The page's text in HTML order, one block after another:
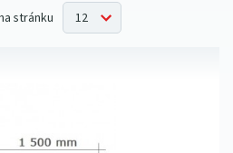
stránku